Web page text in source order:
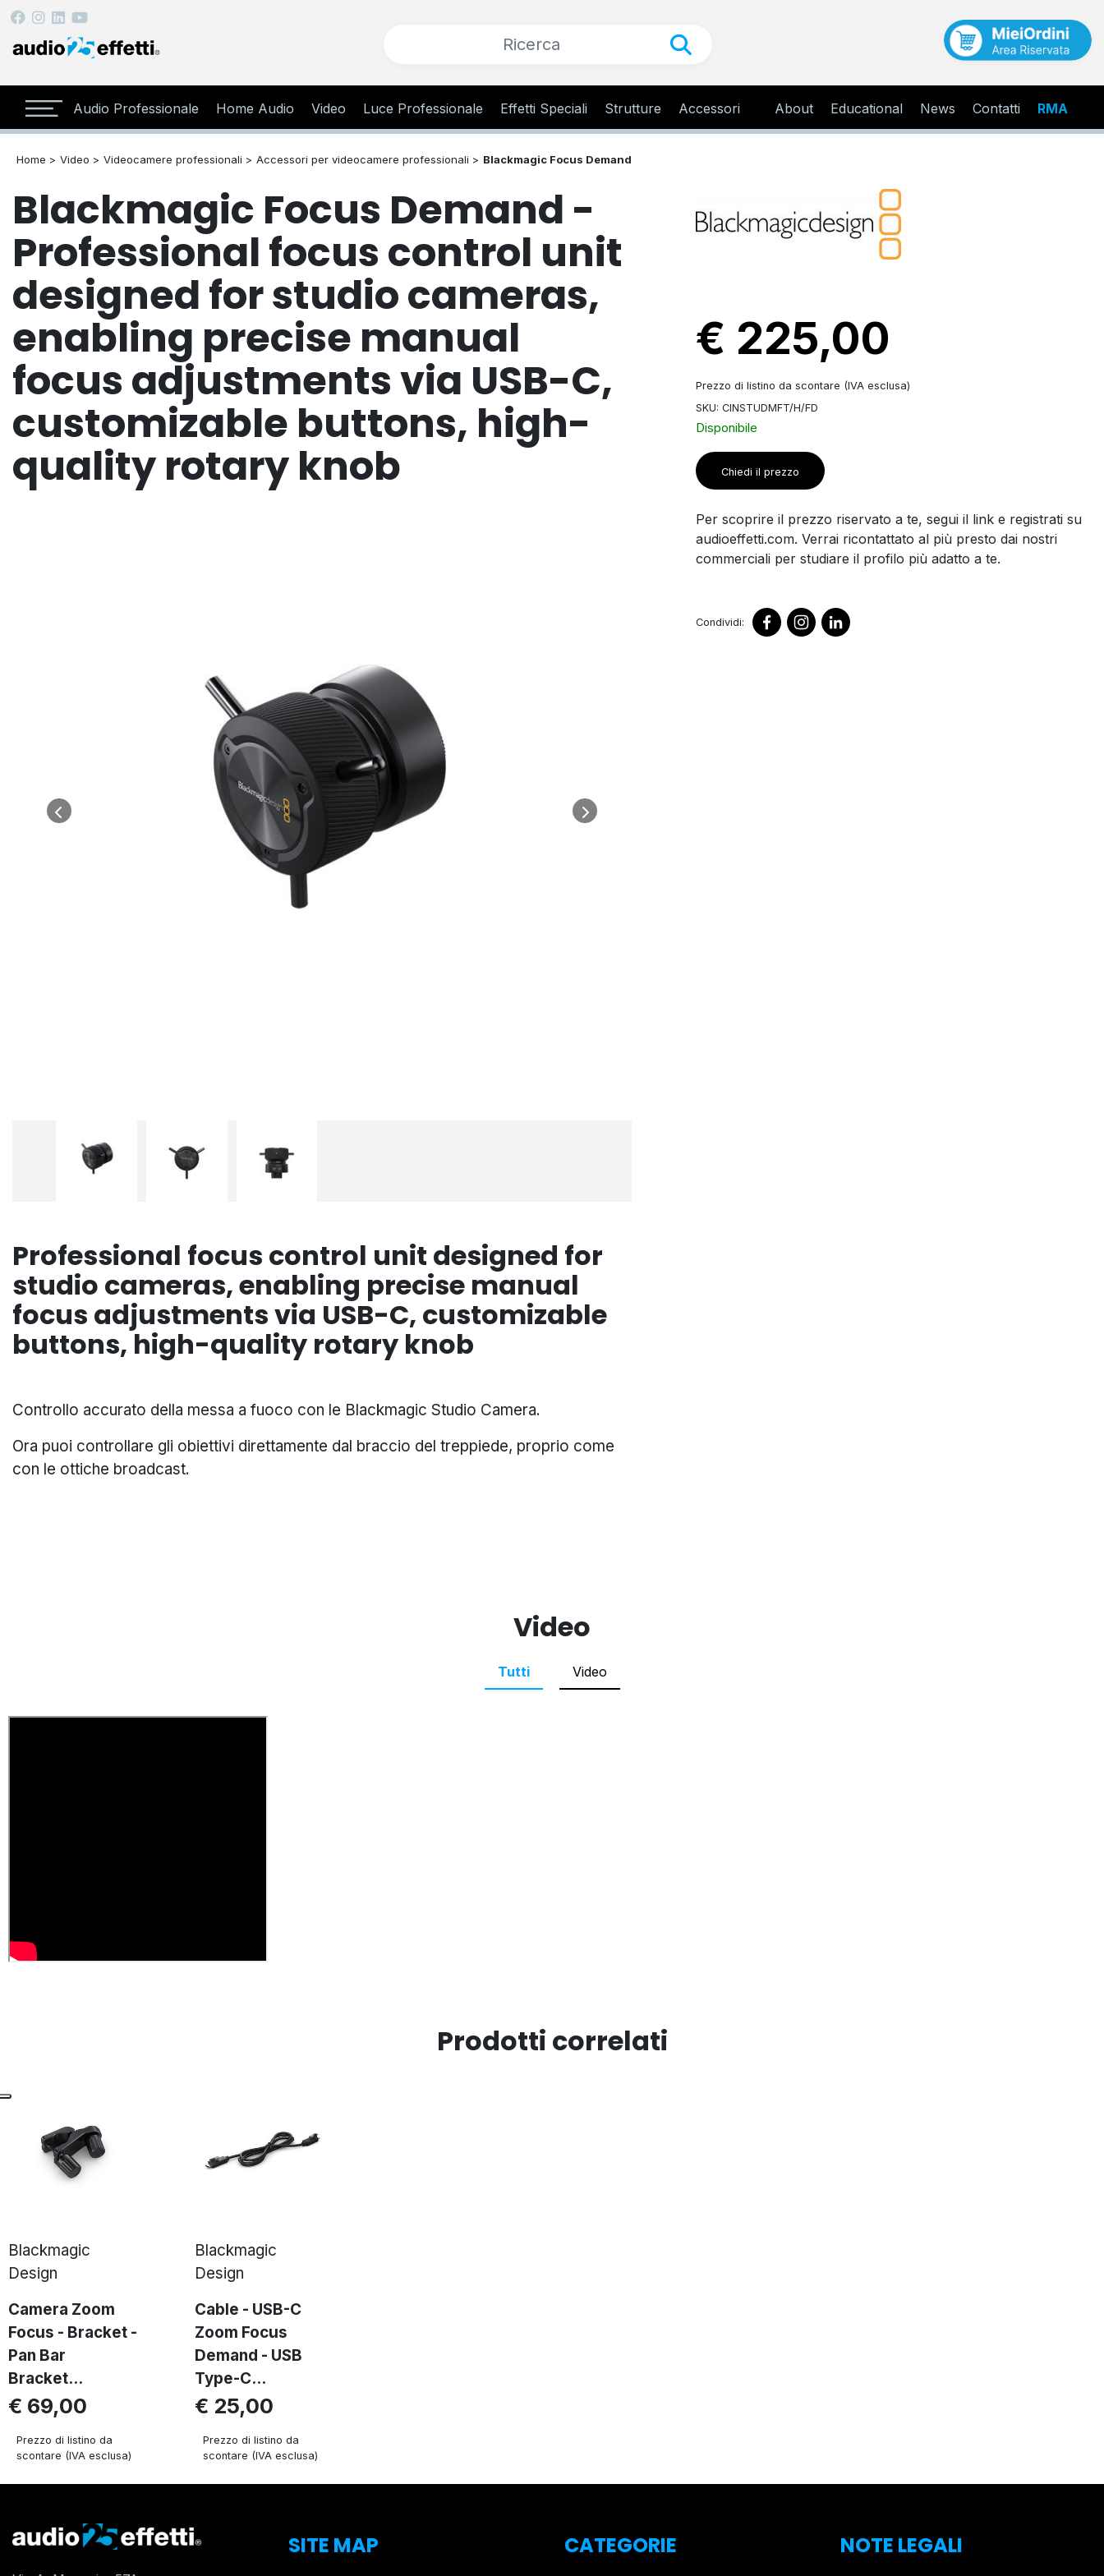
Audio Professionale Home Audio Video Luce Professionale Effetti Speciali Strutture Accessori About Educational News Contatti RMA
Home > Video > Videocamere professionali > Accessori per videocamere professionali > Blackmagic Focus Demand
Blackmagic Focus Demand -
Professional focus control unit
designed for studio cameras,
enabling precise manual
focus adjustments via USB-C,
customizable buttons, high-
quality rotary knob
Professional focus control unit designed for
studio cameras, enabling precise manual
focus adjustments via USB-C, customizable
buttons, high-quality rotary knob
Controllo accurato della messa a fuoco con le Blackmagic Studio Camera.
Ora puoi controllare gli obiettivi direttamente dal braccio del treppiede, proprio come
con le ottiche broadcast.
€ 225,00
Prezzo di listino da scontare (IVA esclusa)
SKU: CINSTUDMFT/H/FD
Disponibile
Chiedi il prezzo
Per scoprire il prezzo riservato a te, segui il link e registrati su
audioeffetti.com. Verrai ricontattato al più presto dai nostri
commerciali per studiare il profilo più adatto a te.
Condividi:
Video
Tutti Video
Prodotti correlati
Blackmagic
Design
Camera Zoom
Focus - Bracket -
Pan Bar
Bracket...
€ 69,00
Prezzo di listino da
scontare (IVA esclusa)
Blackmagic
Design
Cable - USB-C
Zoom Focus
Demand - USB
Type-C...
€ 25,00
Prezzo di listino da
scontare (IVA esclusa)
SITE MAP CATEGORIE NOTE LEGALI